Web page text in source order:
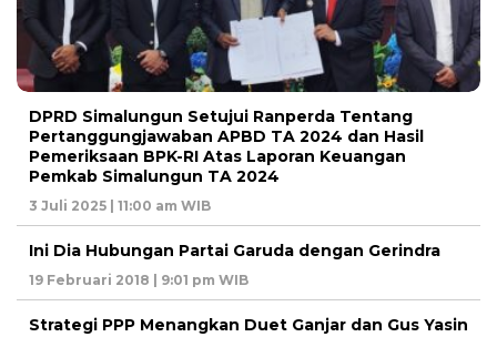
DPRD Simalungun Setujui Ranperda Tentang
Pertanggungjawaban APBD TA 2024 dan Hasil
Pemeriksaan BPK-RI Atas Laporan Keuangan
Pemkab Simalungun TA 2024
3 Juli 2025 | 11:00 am WIB
Ini Dia Hubungan Partai Garuda dengan Gerindra
19 Februari 2018 | 9:01 pm WIB
Strategi PPP Menangkan Duet Ganjar dan Gus Yasin